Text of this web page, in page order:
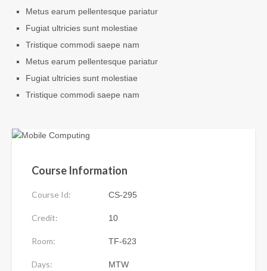
Metus earum pellentesque pariatur
Fugiat ultricies sunt molestiae
Tristique commodi saepe nam
Metus earum pellentesque pariatur
Fugiat ultricies sunt molestiae
Tristique commodi saepe nam
Course Information
Course Id: CS-295
Credit: 10
Room: TF-623
Days: MTW